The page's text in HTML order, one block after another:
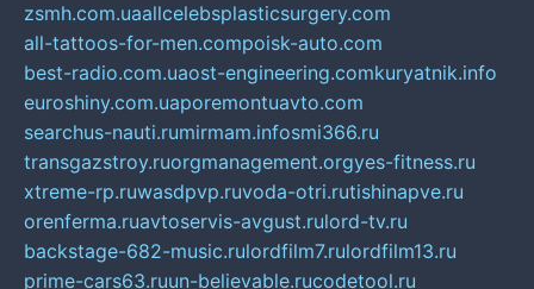
zsmh.com.uaallcelebsplasticsurgery.com
all-tattoos-for-men.compoisk-auto.com
best-radio.com.uaost-engineering.comkuryatnik.info
euroshiny.com.uaporemontuavto.com
searchus-nauti.rumirmam.infosmi366.ru
transgazstroy.ruorgmanagement.orgyes-fitness.ru
xtreme-rp.ruwasdpvp.ruvoda-otri.rutishinapve.ru
orenferma.ruavtoservis-avgust.rulord-tv.ru
backstage-682-music.rulordfilm7.rulordfilm13.ru
prime-cars63.ruun-believable.rucodetool.ru